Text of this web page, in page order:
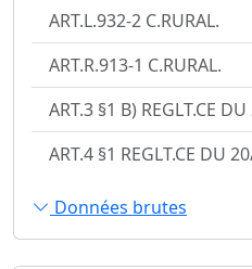
ART.L.932-2 C.RURAL.
ART.R.913-1 C.RURAL.
ART.3 §1 B) REGLT.CE
ART.4 §1 REGLT.CE DU
Données brutes